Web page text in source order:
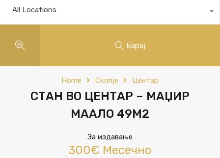
All Locations
Барај
Home Скопје Центар
СТАН ВО ЦЕНТАР – МАЏИР
МААЛО 49М2
За издавање
300€ Месечно